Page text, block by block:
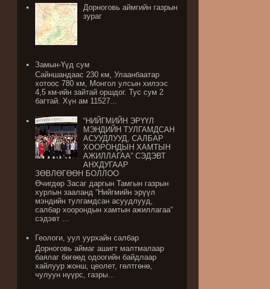
Дорноговь аймгийн газрын
зураг
Замын-Үүд сум
Сайншандаас 230 км, Улаанбаатар
хотоос 780 км, Монгол улсын хилээс
4,5 км-ийн зайтай оршдог. Тус сум 2
багтай. Хүн ам 11527...
“НИЙГМИЙН ЭРҮҮЛ
МЭНДИЙН ТУЛГАМДСАН
АСУУДЛУУД, САЛБАР
ХООРОНДЫН ХАМТЫН
АЖИЛЛАГАА” СЭДЭВТ
АНХДУГААР
ЗӨВЛӨГӨӨН БОЛЛОО
Өчигдөр Засаг даргын Тамгын газрын
хурлын зааланд “Нийгмийн эрүүл
мэндийн тулгамдсан асуудлууд,
салбар хоорондын хамтын ажиллагаа“
сэдэвт ...
Геологи, уул уурхайн салбар
Дорноговь аймаг ашигт малтмалаар
баялаг бөгөөд одоогийн байдлаар
хайлуур жонш, цеолет, гөлтгөнө,
чулуун нүүрс, газры...